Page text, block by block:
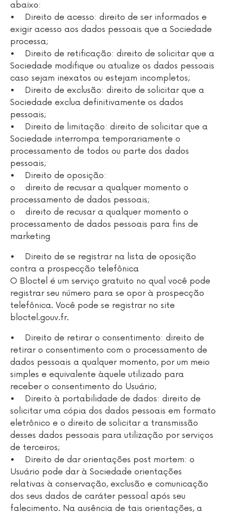
abaixo:
• Direito de acesso: direito de ser informados e
exigir acesso aos dados pessoais que a Sociedade
processa;
• Direito de retificação: direito de solicitar que a
Sociedade modifique ou atualize os dados pessoais
caso sejam inexatos ou estejam incompletos;
• Direito de exclusão: direito de solicitar que a
Sociedade exclua definitivamente os dados
pessoais;
• Direito de limitação: direito de solicitar que a
Sociedade interrompa temporariamente o
processamento de todos ou parte dos dados
pessoais;
• Direito de oposição:
o direito de recusar a qualquer momento o
processamento de dados pessoais;
o direito de recusar a qualquer momento o
processamento de dados pessoais para fins de
marketing
• Direito de se registrar na lista de oposição
contra a prospecção telefônica
O Bloctel é um serviço gratuito no qual você pode
registrar seu número para se opor à prospecção
telefônica. Você pode se registrar no site
bloctel.gouv.fr.
• Direito de retirar o consentimento: direito de
retirar o consentimento com o processamento de
dados pessoais a qualquer momento, por um meio
simples e equivalente àquele utilizado para
receber o consentimento do Usuário;
• Direito à portabilidade de dados: direito de
solicitar uma cópia dos dados pessoais em formato
eletrônico e o direito de solicitar a transmissão
desses dados pessoais para utilização por serviços
de terceiros;
• Direito de dar orientações post mortem: o
Usuário pode dar à Sociedade orientações
relativas à conservação, exclusão e comunicação
dos seus dados de caráter pessoal após seu
falecimento. Na ausência de tais orientações, a